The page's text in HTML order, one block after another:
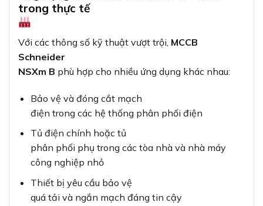
trong thực tế
Với các thông số kỹ thuật vượt trội, MCCB
Schneider
NSXm B phù hợp cho nhiều ứng dụng khác nhau:
Bảo vệ và đóng cắt mạch
điện trong các hệ thống phân phối điện
Tủ điện chính hoặc tủ
phân phối phụ trong các tòa nhà và nhà máy
công nghiệp nhỏ
Thiết bị yêu cầu bảo vệ
quá tải và ngắn mạch đáng tin cậy